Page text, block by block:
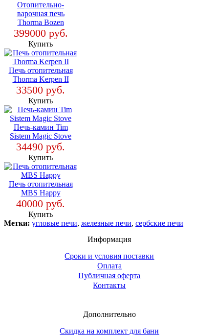
Отопительно-
варочная печь
Thorma Bozen
399000 руб.
Купить
Печь отопительная
Thorma Kerpen II
33500 руб.
Купить
Печь-камин Tim
Sistem Magic Stove
34490 руб.
Купить
Печь отопительная
MBS Happy
40000 руб.
Купить
Метки: угловые печи, железные печи, сербские печи
Информация
Сроки и условия поставки
Оплата
Публичная оферта
Контакты
Дополнительно
Скидка на комплект для бани